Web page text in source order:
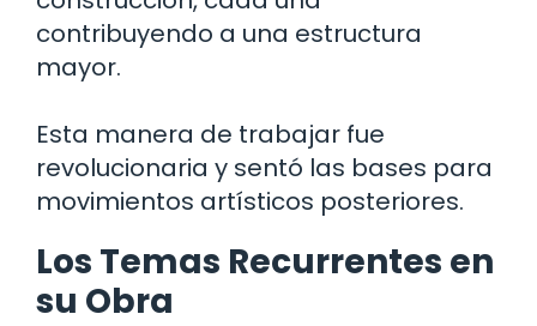
contribuyendo a una estructura
mayor.
Esta manera de trabajar fue
revolucionaria y sentó las bases para
movimientos artísticos posteriores.
Los Temas Recurrentes en
su Obra